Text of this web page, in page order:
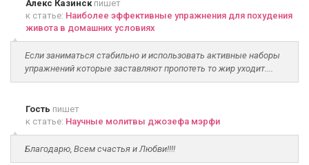
Алекс Казинскпишет
к статье: Наиболее эффективные упражнения для похудения
живота в домашних условиях
Если заниматься стабильно и использовать активные наборы
упражнений которые заставляют пропотеть то жир уходит....
Гость пишет
к статье: Научные молитвы джозефа мэрфи
Благодарю, Всем счастья и Любви!!!!